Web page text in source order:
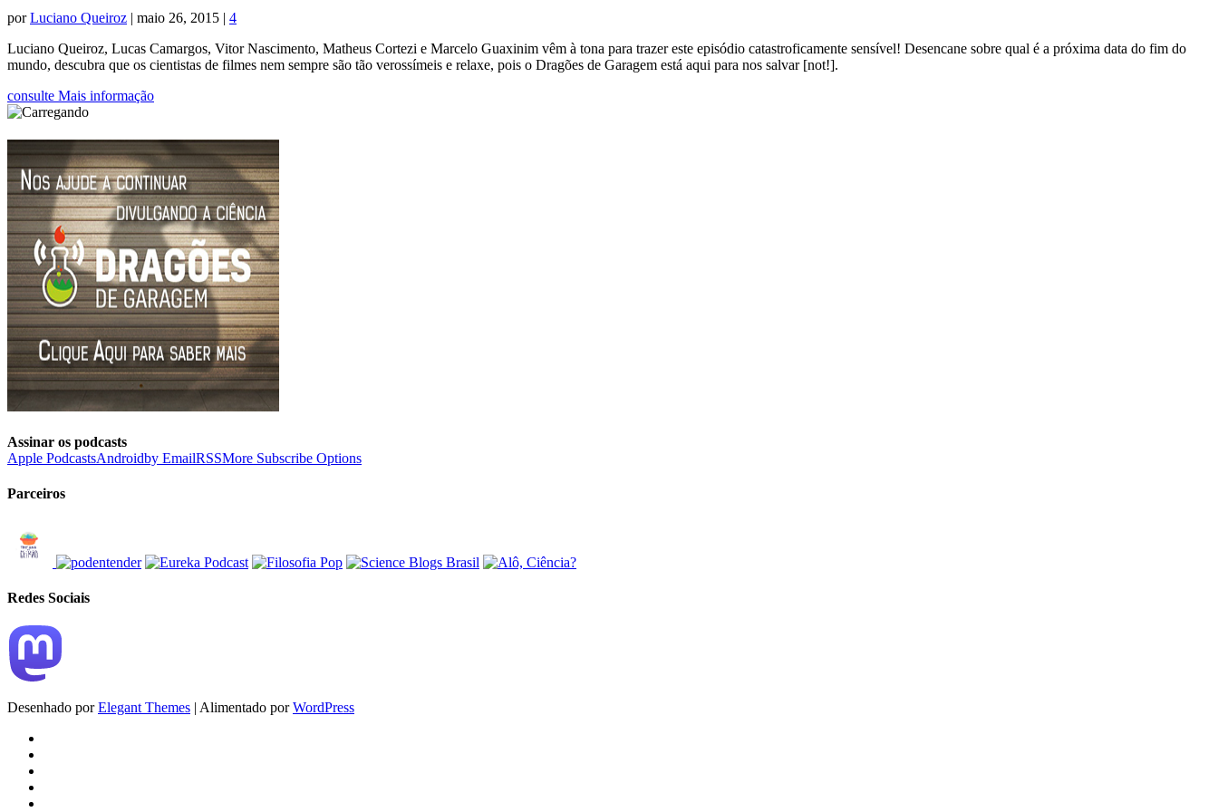
porLuciano Queiroz | maio 26, 2015 | 4
Luciano Queiroz, Lucas Camargos, Vitor Nascimento, Matheus Cortezi e Marcelo Guaxinim vêm à tona para trazer este episódio catastroficamente sensível! Desencane sobre qual é a próxima data do fim do
mundo, descubra que os cientistas de filmes nem sempre são tão verossímeis e relaxe, pois o Dragões de Garagem está aqui para nos salvar [not!].
consulte Mais informação
Assinar os podcasts
Apple PodcastsAndroidby EmailRSSMore Subscribe Options
Parceiros
Redes Sociais
Desenhado porElegant Themes | Alimentado porWordPress